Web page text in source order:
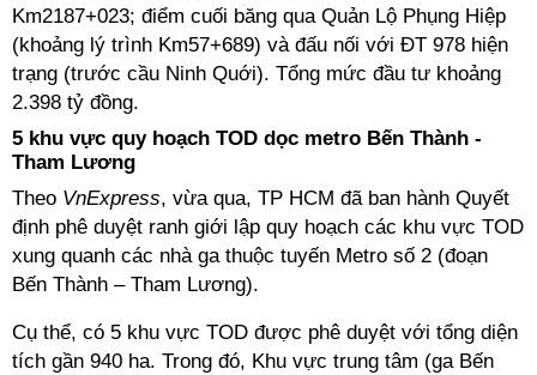
Km2187+023; điểm cuối băng qua Quản Lộ Phụng Hiệp
(khoảng lý trình Km57+689) và đấu nối với ĐT 978 hiện
trạng (trước cầu Ninh Quới). Tổng mức đầu tư khoảng
2.398 tỷ đồng.
5 khu vực quy hoạch TOD dọc metro Bến Thành -
Tham Lương
Theo VnExpress, vừa qua, TP HCM đã ban hành Quyết
định phê duyệt ranh giới lập quy hoạch các khu vực TOD
xung quanh các nhà ga thuộc tuyến Metro số 2 (đoạn
Bến Thành – Tham Lương).
Cụ thể, có 5 khu vực TOD được phê duyệt với tổng diện
tích gần 940 ha. Trong đó, Khu vực trung tâm (ga Bến